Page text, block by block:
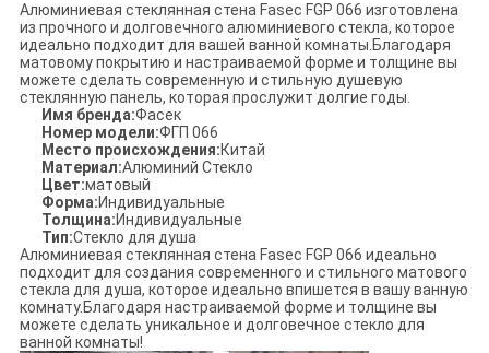
Алюминиевая стеклянная стена Fasec FGP 066 изготовлена ​​
из прочного и долговечного алюминиевого стекла, которое
идеально подходит для вашей ванной комнаты.Благодаря
матовому покрытию и настраиваемой форме и толщине вы
можете сделать современную и стильную душевую
стеклянную панель, которая прослужит долгие годы.
Имя бренда:Фасек
Номер модели:ФГП 066
Место происхождения:Китай
Материал:Алюминий Стекло
Цвет:матовый
Форма:Индивидуальные
Толщина:Индивидуальные
Тип:Стекло для душа
Алюминиевая стеклянная стена Fasec FGP 066 идеально
подходит для создания современного и стильного матового
стекла для душа, которое идеально впишется в вашу ванную
комнату.Благодаря настраиваемой форме и толщине вы
можете сделать уникальное и долговечное стекло для
ванной комнаты!